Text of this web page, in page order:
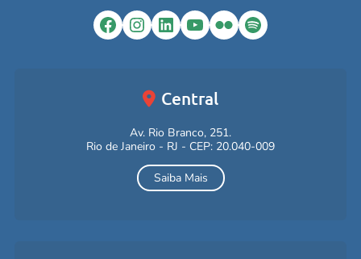
Facebook
Instagram
LinkedIn
YouTube
FlickrSpotify
Central
Av. Rio Branco, 251.
Rio de Janeiro - RJ - CEP: 20.040-009
Saiba Mais